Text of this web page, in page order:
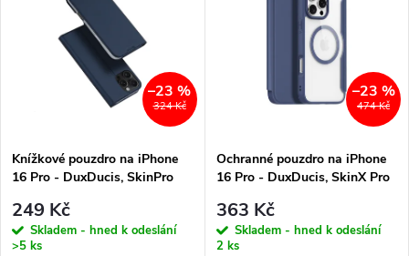
324 Kč
–23 %
Knížkové pouzdro na iPhone
16 Pro - DuxDucis, SkinPro
249 Kč
Skladem - hned k odeslání
>5 ks
474 Kč
–23 %
Ochranné pouzdro na iPhone
16 Pro - DuxDucis, SkinX Pro
363 Kč
Skladem - hned k odeslání
2 ks